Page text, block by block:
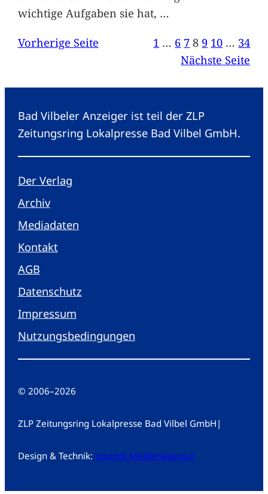
wichtige Aufgaben sie hat, …
Vorherige Seite
1 … 6 7 8 9 10 … 34
Nächste Seite
Bad Vilbeler Anzeiger ist teil der ZLP
Zeitungsring Lokalpresse Bad Vilbel GmbH.
Der Verlag
Archiv
Mediadaten
Kontakt
AGB
Datenschutz
Impressum
Nutzungsbedingungen
© 2006–2026
ZLP Zeitungsring Lokalpresse Bad Vilbel GmbH |
Design & Technik: creandi Medienagentur